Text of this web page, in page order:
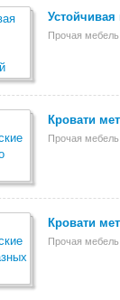
Прочая
Кровати
Прочая
Кровати
Прочая